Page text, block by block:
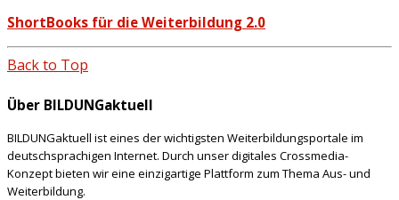
ShortBooks für die Weiterbildung 2.0
Back to Top
Über BILDUNGaktuell
BILDUNGaktuell ist eines der wichtigsten Weiterbildungsportale im
deutschsprachigen Internet. Durch unser digitales Crossmedia-
Konzept bieten wir eine einzigartige Plattform zum Thema Aus- und
Weiterbildung.